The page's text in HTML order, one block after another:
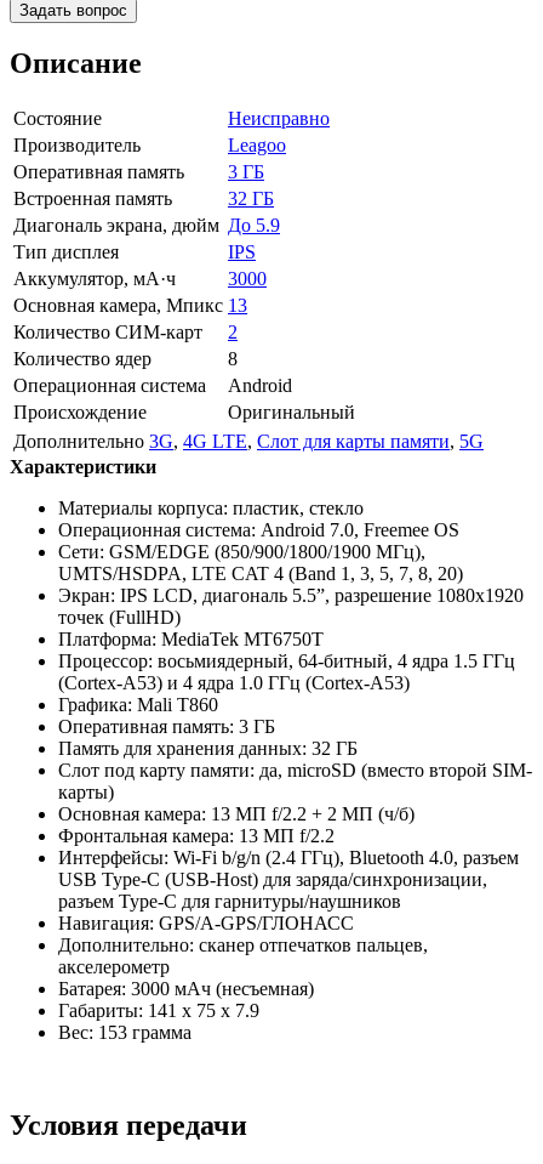
Задать вопрос
Описание
Состояние
Неисправно
Производитель
Leagoo
Оперативная память
3 ГБ
Встроенная память
32 ГБ
Диагональ экрана, дюйм До 5.9
Тип дисплея
IPS
Аккумулятор, мА·ч
3000
Основная камера, Мпикс 13
Количество СИМ-карт
2
Количество ядер
8
Операционная система
Android
Происхождение
Оригинальный
Дополнительно 3G, 4G LTE, Слот для карты памяти, 5G
Характеристики
Материалы корпуса: пластик, стекло
Операционная система: Android 7.0, Freemee OS
Сети: GSM/EDGE (850/900/1800/1900 МГц),
UMTS/HSDPA, LTE CAT 4 (Band 1, 3, 5, 7, 8, 20)
Экран: IPS LCD, диагональ 5.5”, разрешение 1080x1920
точек (FullHD)
Платформа: MediaTek MT6750T
Процессор: восьмиядерный, 64-битный, 4 ядра 1.5 ГГц
(Cortex-A53) и 4 ядра 1.0 ГГц (Cortex-A53)
Графика: Mali T860
Оперативная память: 3 ГБ
Память для хранения данных: 32 ГБ
Слот под карту памяти: да, microSD (вместо второй SIM-
карты)
Основная камера: 13 МП f/2.2 + 2 МП (ч/б)
Фронтальная камера: 13 МП f/2.2
Интерфейсы: Wi-Fi b/g/n (2.4 ГГц), Bluetooth 4.0, разъем
USB Type-C (USB-Host) для заряда/синхронизации,
разъем Type-C для гарнитуры/наушников
Навигация: GPS/A-GPS/ГЛОНАСС
Дополнительно: сканер отпечатков пальцев,
акселерометр
Батарея: 3000 мАч (несъемная)
Габариты: 141 x 75 x 7.9
Вес: 153 грамма
Условия передачи